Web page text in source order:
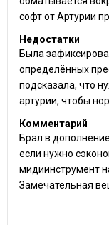
софт от Артурии
Недостатки
Была
определённых
подсказала, что
артурии, чтобы
Комментарий
Брал в
если нужно
мидиинструмент
Замечательная